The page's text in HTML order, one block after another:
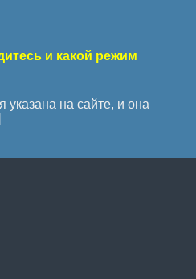
и какой режим
на сайте, и она